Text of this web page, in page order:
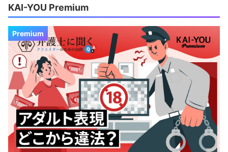
KAI-YOU Premium
Premium